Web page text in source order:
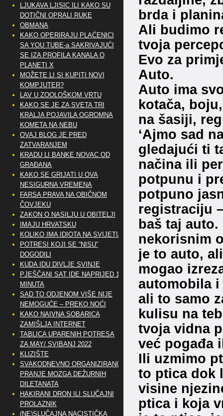
brda i
Ali budimo
tvoja
Evo za
Auto.
Auto ima
kotača,
na šasiji,
‘Ajmo sad
gledajući ti
načina ili
potpunu i
potpuno
registraciju
baš taj
nekorisnim
je to auto,
mogao
automobila
ali to samo
kulisu na
tvoja vidna
već pogađa
Ili uzmimo
to ptica dok
visine
ptica i koja
LJUKAVA LJISIC ILI KAKO SU
DOTIČNI OPRALI RUKE
OBMANA
KAKO OPERIRAJU PLAĆENICI
SA YOU TUBE-a SAKRIVAJUĆI
SE IZA PROFILA KANALA O
PLANETI X
MOŽETE LI SI KUPITI NOVI
KOMPJUTER?
LAV U ZOOLOŠKOM VRTU
KAKO SE JE ZA SVETA TRI
KRALJA POJAVILA OGROMNA
KOMETA NA NEBU
OVAJ BLOG JE PRED
ZATVARANJEM
KRADU LI BANKE NOVAC OD
GRAĐANA
KAKO SE GRIJATI U OVA
NESIGURNA VREMENA
FARSA PRAVA NA OBIČNOM
ČOVJEKU
ZAKON O NASILJU U OBITELJI
IMAJU HRVATSKU
KOLIKO IMA IDIOTA NA SVIJETU?
POTRESI KOJI SE “NISU”
DOGODILI
KUDA IDU DIVLJE SVINJE
PJEŠČANI SAT IDE NAPRIJED 10
MINUTA
SAD TO ODJENOM VIŠE NIJE
NEMOGUĆE – PREKO NOĆI
KAKO NAIVNA SOBARICA
ZAMIŠLJA INTERNET
TABLICA UPARENIH POTRESA
ZA MAY/ SVIBANJ 2022
KLIZIŠTE
SVAKODNEVNO ORGANIZIRANO
PRANJE MOZGA DEŽURNIH
DILETANATA
HAKIRANI DRON ILI SLUČAJNI
PROLAZNIK
(NE)SLUČAJNA NACISTIČKA